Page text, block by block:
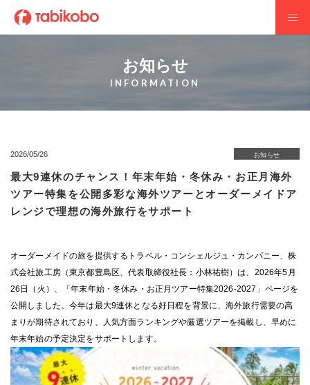
お知らせ
INFORMATION
2026/05/26 お知らせ
最大9連休のチャンス！年末年始・冬休み・お正月海外
ツアー特集を公開多彩な海外ツアーとオーダーメイドア
レンジで理想の海外旅行をサポート
オーダーメイドの旅を提供するトラベル・コンシェルジュ・カンパニー、株
式会社旅工房（東京都豊島区、代表取締役社長：小林祐樹）は、2026年5月
26日（火）、「年末年始・冬休み・お正月ツアー特集2026-2027」ページを
公開しました。今年は最大9連休となる好日程を背景に、海外旅行需要の高
まりが期待されており、人気方面ランキングや厳選ツアーを掲載し、早めに
年末年始の予定決定をサポートします。